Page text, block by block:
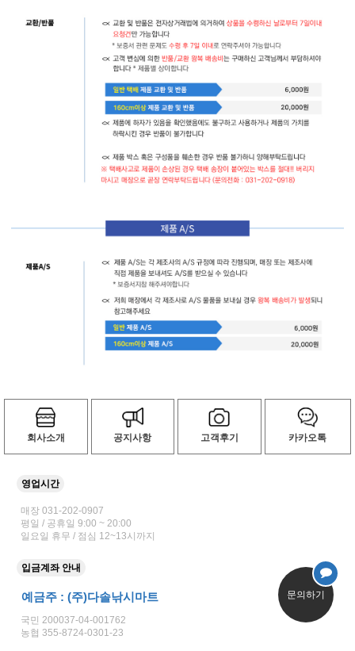
회사소개 공지사항 고객후기 카카오톡
영업시간
매장 031-202-0907
평일 / 공휴일 9:00 ~ 20:00
일요일 휴무 / 점심 12~13시까지
입금계좌 안내
예금주 : (주)다솔낚시마트
국민 200037-04-001762
농협 355-8724-0301-23
문의하기